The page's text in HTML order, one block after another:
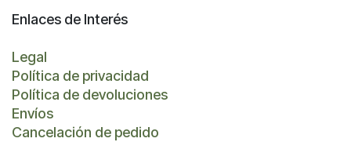
Enlaces de Interés
Legal
Política de privacidad
Política de devoluciones
Envíos
Cancelación de pedido